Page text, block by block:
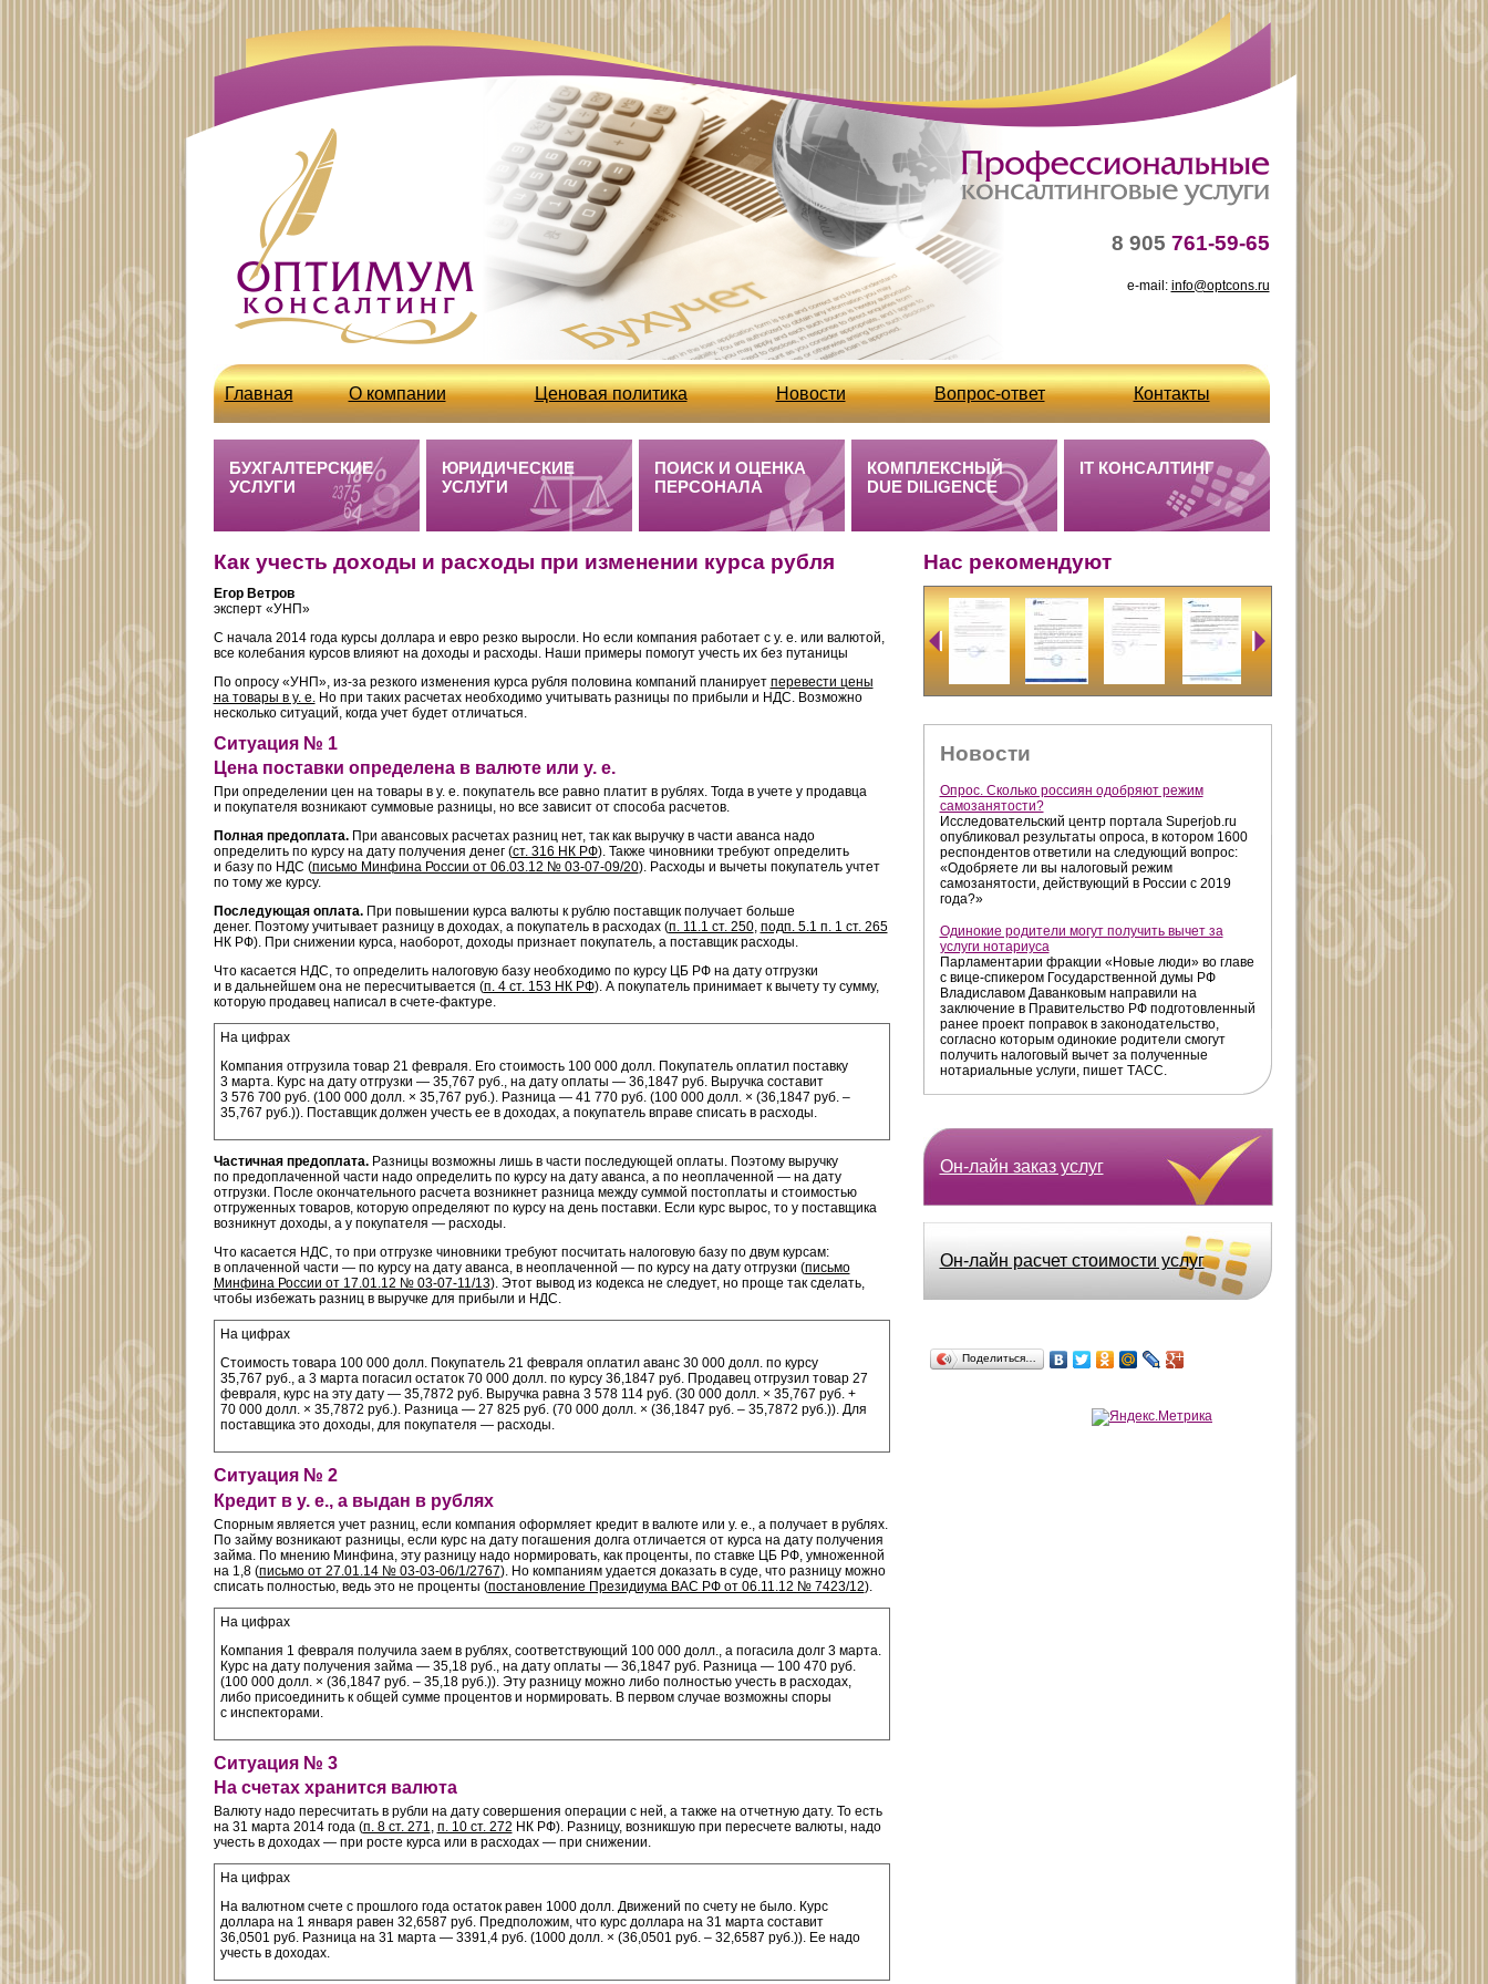
8 905 761-59-65
e-mail: info@optcons.ru
Главная О компании Ценовая политика Новости Вопрос-ответ Контакты
http://optcons.ru/node/63
Бухгалтерские услуги /полезная информация
БУХГАЛТЕРСКИЕ
УСЛУГИ
ЮРИДИЧЕСКИЕ
УСЛУГИ
ПОИСК И ОЦЕНКА
ПЕРСОНАЛА
КОМПЛЕКСНЫЙ
DUE DILIGENCE
IT КОНСАЛТИНГ
Как учесть доходы и расходы при изменении курса рубля
Егор Ветров
эксперт «УНП»
С начала 2014 года курсы доллара и евро резко выросли. Но если компания работает с у. е. или валютой,
все колебания курсов влияют на доходы и расходы. Наши примеры помогут учесть их без путаницы
По опросу «УНП», из-за резкого изменения курса рубля половина компаний планирует перевести цены
на товары в у. е. Но при таких расчетах необходимо учитывать разницы по прибыли и НДС. Возможно
несколько ситуаций, когда учет будет отличаться.
Ситуация № 1
Цена поставки определена в валюте или у. е.
При определении цен на товары в у. е. покупатель все равно платит в рублях. Тогда в учете у продавца
и покупателя возникают суммовые разницы, но все зависит от способа расчетов.
Полная предоплата.При авансовых расчетах разниц нет, так как выручку в части аванса надо
определить по курсу на дату получения денег (ст. 316 НК РФ). Также чиновники требуют определить
и базу по НДС (письмо Минфина России от 06.03.12 № 03-07-09/20). Расходы и вычеты покупатель учтет
по тому же курсу.
Последующая оплата.При повышении курса валюты к рублю поставщик получает больше
денег. Поэтому учитывает разницу в доходах, а покупатель в расходах (п. 11.1 ст. 250, подп. 5.1 п. 1 ст. 265
НК РФ). При снижении курса, наоборот, доходы признает покупатель, а поставщик расходы.
Что касается НДС, то определить налоговую базу необходимо по курсу ЦБ РФ на дату отгрузки
и в дальнейшем она не пересчитывается (п. 4 ст. 153 НК РФ). А покупатель принимает к вычету ту сумму,
которую продавец написал в счете-фактуре.
На цифрах
Компания отгрузила товар 21 февраля. Его стоимость 100 000 долл. Покупатель оплатил поставку
3 марта. Курс на дату отгрузки — 35,767 руб., на дату оплаты — 36,1847 руб. Выручка составит
3 576 700 руб. (100 000 долл. × 35,767 руб.). Разница — 41 770 руб. (100 000 долл. × (36,1847 руб. –
35,767 руб.)). Поставщик должен учесть ее в доходах, а покупатель вправе списать в расходы.
Частичная предоплата.Разницы возможны лишь в части последующей оплаты. Поэтому выручку
по предоплаченной части надо определить по курсу на дату аванса, а по неоплаченной — на дату
отгрузки. После окончательного расчета возникнет разница между суммой постоплаты и стоимостью
отгруженных товаров, которую определяют по курсу на день поставки. Если курс вырос, то у поставщика
возникнут доходы, а у покупателя — расходы.
Что касается НДС, то при отгрузке чиновники требуют посчитать налоговую базу по двум курсам:
в оплаченной части — по курсу на дату аванса, в неоплаченной — по курсу на дату отгрузки (письмо
Минфина России от 17.01.12 № 03-07-11/13). Этот вывод из кодекса не следует, но проще так сделать,
чтобы избежать разниц в выручке для прибыли и НДС.
На цифрах
Стоимость товара 100 000 долл. Покупатель 21 февраля оплатил аванс 30 000 долл. по курсу
35,767 руб., а 3 марта погасил остаток 70 000 долл. по курсу 36,1847 руб. Продавец отгрузил товар 27
февраля, курс на эту дату — 35,7872 руб. Выручка равна 3 578 114 руб. (30 000 долл. × 35,767 руб. +
70 000 долл. × 35,7872 руб.). Разница — 27 825 руб. (70 000 долл. × (36,1847 руб. – 35,7872 руб.)). Для
поставщика это доходы, для покупателя — расходы.
Ситуация № 2
Кредит в у. е., а выдан в рублях
Спорным является учет разниц, если компания оформляет кредит в валюте или у. е., а получает в рублях.
По займу возникают разницы, если курс на дату погашения долга отличается от курса на дату получения
займа. По мнению Минфина, эту разницу надо нормировать, как проценты, по ставке ЦБ РФ, умноженной
на 1,8 (письмо от 27.01.14 № 03-03-06/1/2767). Но компаниям удается доказать в суде, что разницу можно
списать полностью, ведь это не проценты (постановление Президиума ВАС РФ от 06.11.12 № 7423/12).
На цифрах
Компания 1 февраля получила заем в рублях, соответствующий 100 000 долл., а погасила долг 3 марта.
Курс на дату получения займа — 35,18 руб., на дату оплаты — 36,1847 руб. Разница — 100 470 руб.
(100 000 долл. × (36,1847 руб. – 35,18 руб.)). Эту разницу можно либо полностью учесть в расходах,
либо присоединить к общей сумме процентов и нормировать. В первом случае возможны споры
с инспекторами.
Ситуация № 3
На счетах хранится валюта
Валюту надо пересчитать в рубли на дату совершения операции с ней, а также на отчетную дату. То есть
на 31 марта 2014 года (п. 8 ст. 271, п. 10 ст. 272 НК РФ). Разницу, возникшую при пересчете валюты, надо
учесть в доходах — при росте курса или в расходах — при снижении.
На цифрах
На валютном счете с прошлого года остаток равен 1000 долл. Движений по счету не было. Курс
доллара на 1 января равен 32,6587 руб. Предположим, что курс доллара на 31 марта составит
36,0501 руб. Разница на 31 марта — 3391,4 руб. (1000 долл. × (36,0501 руб. – 32,6587 руб.)). Ее надо
учесть в доходах.
Нас рекомендуют
Новости
Опрос. Сколько россиян одобряют режим
самозанятости?
Исследовательский центр портала Superjob.ru
опубликовал результаты опроса, в котором 1600
респондентов ответили на следующий вопрос:
«Одобряете ли вы налоговый режим
самозанятости, действующий в России с 2019
года?»
Одинокие родители могут получить вычет за
услуги нотариуса
Парламентарии фракции «Новые люди» во главе
с вице-спикером Государственной думы РФ
Владиславом Даванковым направили на
заключение в Правительство РФ подготовленный
ранее проект поправок в законодательство,
согласно которым одинокие родители смогут
получить налоговый вычет за полученные
нотариальные услуги, пишет ТАСС.
Он-лайн заказ услуг
Он-лайн расчет стоимости услуг
Поделиться…